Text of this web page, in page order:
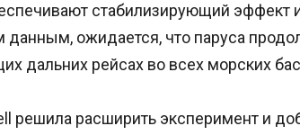
стабилизирующий эффект
данным, ожидается, что паруса
дальних рейсах во всех морских
решила расширить эксперимент и